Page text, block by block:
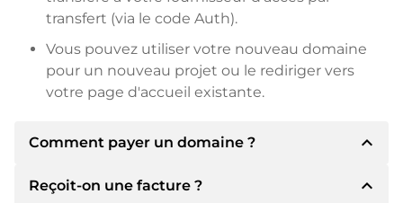
transfert (via le code Auth).
Vous pouvez utiliser votre nouveau domaine
pour un nouveau projet ou le rediriger vers
votre page d'accueil existante.
Comment payer un domaine ? expand_less
Après un accord, le titulaire vous
Reçoit-on une facture ? expand_less